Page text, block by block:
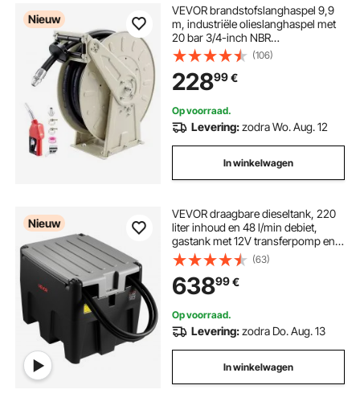
Nieuw
VEVOR brandstofslanghaspel 9,9
m, industriële olieslanghaspel met
20 bar 3/4-inch NBR
slangmondstuk en automatische
oprolfunctie, intrekbare
slanghaspel voor diesel en kerosine
(106)
22899€
Op voorraad.
Levering:zodra Wo. Aug. 12
In winkelwagen
Nieuw
VEVOR draagbare dieseltank, 220
liter inhoud en 48 l/min debiet,
gastank met 12V transferpomp en 4
m rubberen slang, PE
dieseltransfertanks voor
brandstoftransport, zwart
(63)
63899€
Op voorraad.
Levering:zodra Do. Aug. 13
In winkelwagen